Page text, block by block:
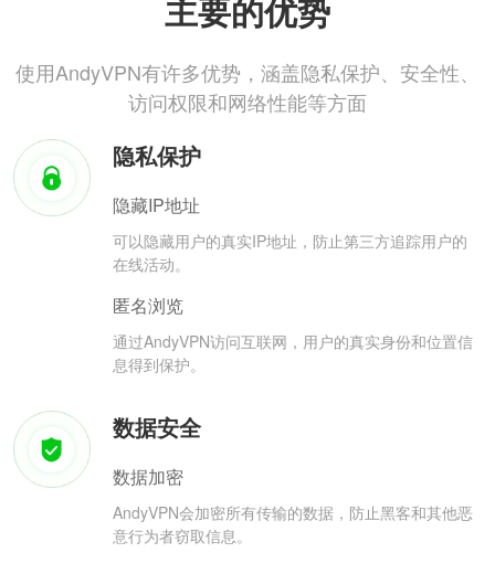
主要的优势
使用AndyVPN有许多优势，涵盖隐私保护、安全性、
访问权限和网络性能等方面
隐私保护
隐藏IP地址
可以隐藏用户的真实IP地址，防止第三方追踪用户的
在线活动。
匿名浏览
通过AndyVPN访问互联网，用户的真实身份和位置信
息得到保护。
数据安全
数据加密
AndyVPN会加密所有传输的数据，防止黑客和其他恶
意行为者窃取信息。